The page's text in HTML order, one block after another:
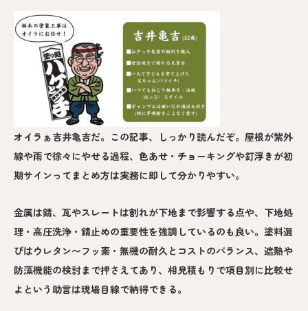
オイラぁ吉井亀吉だ。この記事、しっかり読んだぞ。屋根が紫外
線や雨で徐々にやせる過程、色あせ・チョーキングや釘浮きが初
期サインってまとめ方は実務に即して分かりやすい。
金属は錆、瓦やスレートは割れが下地まで影響する点や、下地処
理・高圧洗浄・錆止めの重要性を強調しているのも良い。塗料選
びはウレタン〜フッ素・無機の耐久とコストのバランス、遮熱や
防藻機能の検討まで押さえてあり、相見積もりで項目別に比較せ
よという助言は現場目線で納得できる。